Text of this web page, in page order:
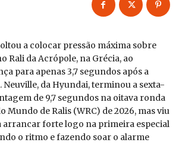
a colocar pressão máxima sobre
Rali da Acrópole, na Grécia, ao
para apenas 3,7 segundos após a
Neuville, da Hyundai, terminou a sexta-
de 9,7 segundos na oitava ronda
Mundo de Ralis (WRC) de 2026, mas viu
arrancar forte logo na primeira especial
o ritmo e fazendo soar o alarme